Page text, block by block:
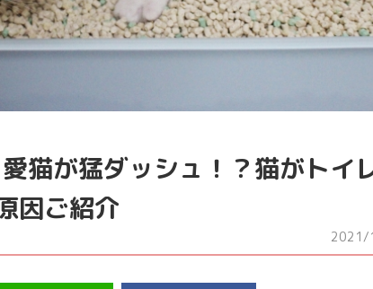
愛猫が猛ダッシュ！？猫がトイ
因ご紹介
2021/